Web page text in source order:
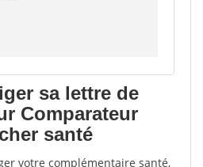
sa lettre de
Comparateur
santé
votre complémentaire santé,